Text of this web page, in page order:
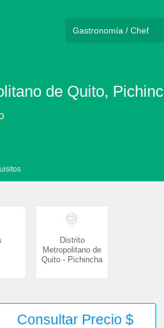
de Quito,
Distrito
Metropolitano de
Quito - Pichincha
Consultar Precio $